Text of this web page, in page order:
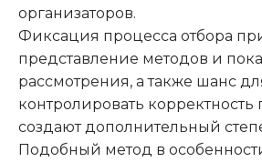
организаторов.
Фиксация процесса отбора
представление методов и
рассмотрения, а также шанс
контролировать
создают дополнительный
Подобный метод в